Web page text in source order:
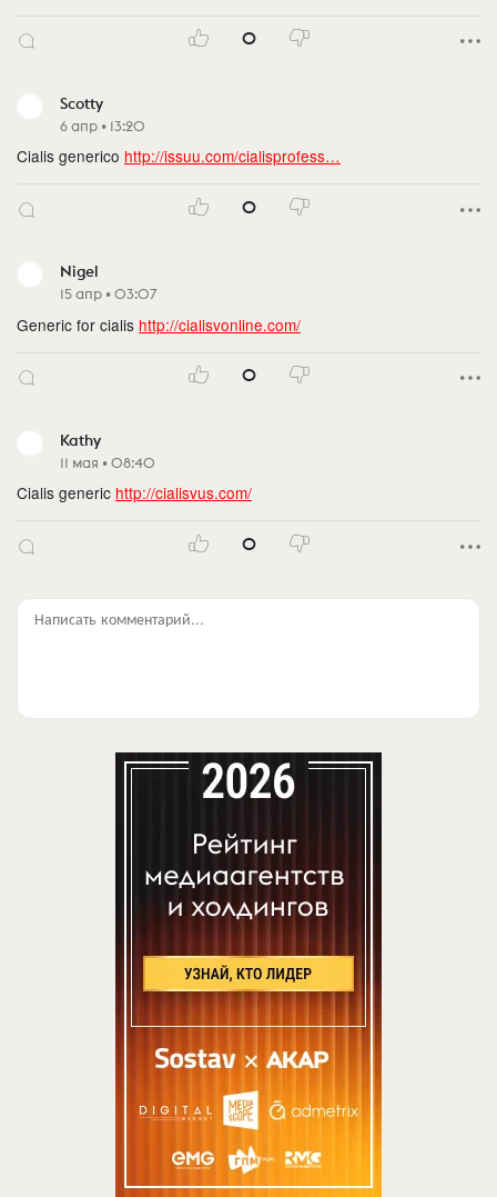
0
Scotty
6 апр • 13:20
Cialis generico http://issuu.com/cialisprofess…
0
Nigel
15 апр • 03:07
Generic for cialis http://cialisvonline.com/
0
Kathy
11 мая • 08:40
Cialis generic http://cialisvus.com/
0
Написать комментарий...